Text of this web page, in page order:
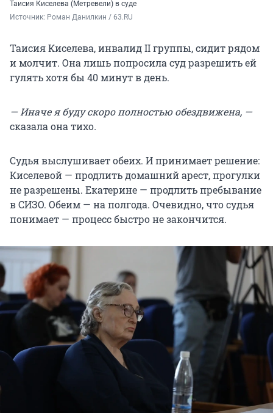
Таисия Киселева (Метревели) в суде
Источник: Роман Данилкин / 63.RU
Таисия Киселева, инвалид II группы, сидит рядом
и молчит. Она лишь попросила суд разрешить ей
гулять хотя бы 40 минут в день.
— Иначе я буду скоро полностью обездвижена, —
сказала она тихо.
Судья выслушивает обеих. И принимает решение:
Киселевой — продлить домашний арест, прогулки
не разрешены. Екатерине — продлить пребывание
в СИЗО. Обеим — на полгода. Очевидно, что судья
понимает — процесс быстро не закончится.